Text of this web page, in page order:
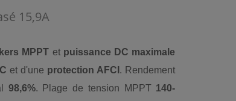
15,9A
MPPT et puissance DC maximale
et d'une protection AFCI . Rendement
98,6%. Plage de tension MPPT 140-